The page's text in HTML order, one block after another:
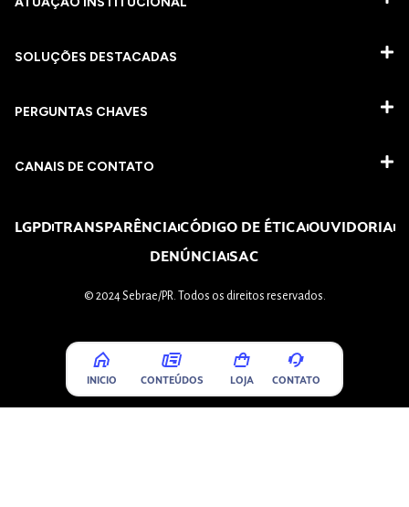
SOLUÇÕES DESTACADAS
PERGUNTAS CHAVES​
CANAIS DE CONTATO
LGPDTRANSPARÊNCIACÓDIGO DE ÉTICAOUVIDORIA
DENÚNCIASAC
© 2024 Sebrae/PR. Todos os direitos reservados.
INICIO CONTEÚDOS LOJA CONTATO